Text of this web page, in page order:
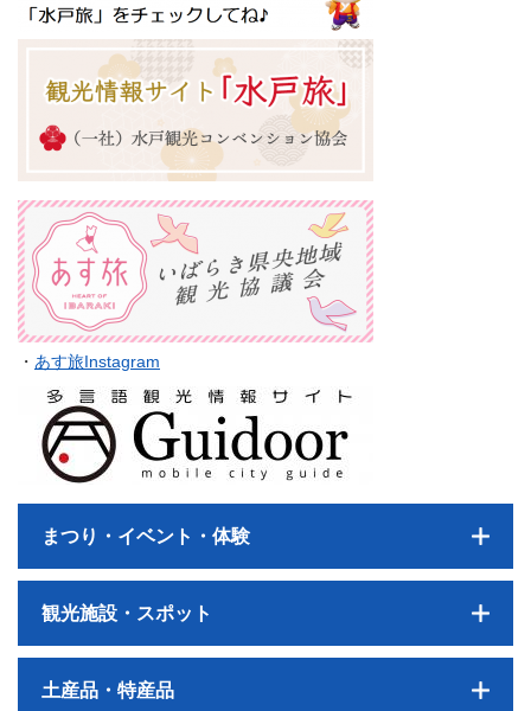
・ あす旅Instagram
まつり・イベント・体験
観光施設・スポット
土産品・特産品